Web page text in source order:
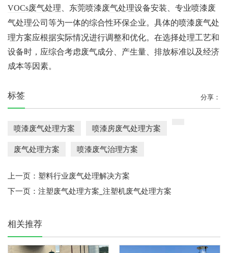
VOCs废气处理 、东莞喷漆废气处理设备安装、专业喷漆废
气处理公司 等为一体的综合性环保企业。 具体的喷漆废气处
理方案应根据实际情况进行调整和优化。在选择处理工艺和
设备时，应综合考虑废气成分、产生量、排放标准以及经济
成本等因素。
标签 分享：
喷漆废气处理方案 喷漆房废气处理方案
废气处理方案 喷漆废气治理方案
上一页： 塑料行业废气处理解决方案
下一页： 注塑废气处理方案_注塑机废气处理方案
相关推荐